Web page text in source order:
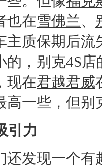
也在雪佛兰、
主质保期后流
， 别克4S店
现在君越君威
高一些，但别
引力
还发现一个有